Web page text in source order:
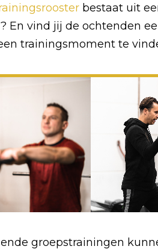
bestaat uit
En vind jij de ochtenden
trainingsmoment te
groepstrainingen